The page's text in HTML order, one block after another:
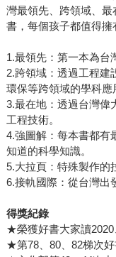
灣最領先、跨領域、
書，每個孩子都值得擁
1.最領先：第一本為台
2.跨領域：透過工程建
環保等跨領域的學科應
3.最在地：透過台灣偉
工程技術。
4.強圖解：每本書都有
知道的科學知識。
5.大拉頁：特殊製作的
6.接軌國際：從台灣出
得獎紀錄
★榮獲好書大家讀
★第78、80、82梯次